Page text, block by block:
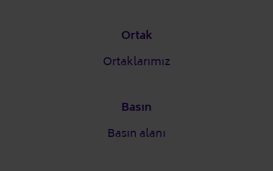
Ortak
Ortaklarımız
Basın
Basın alanı